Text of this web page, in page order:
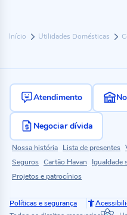
Início Utilidades Domésticas
Atendimento
Negociar dívida
Nossa história Lista de presentes
Seguros Cartão Havan Igualdade
Projetos e patrocínios
Políticas e segurança